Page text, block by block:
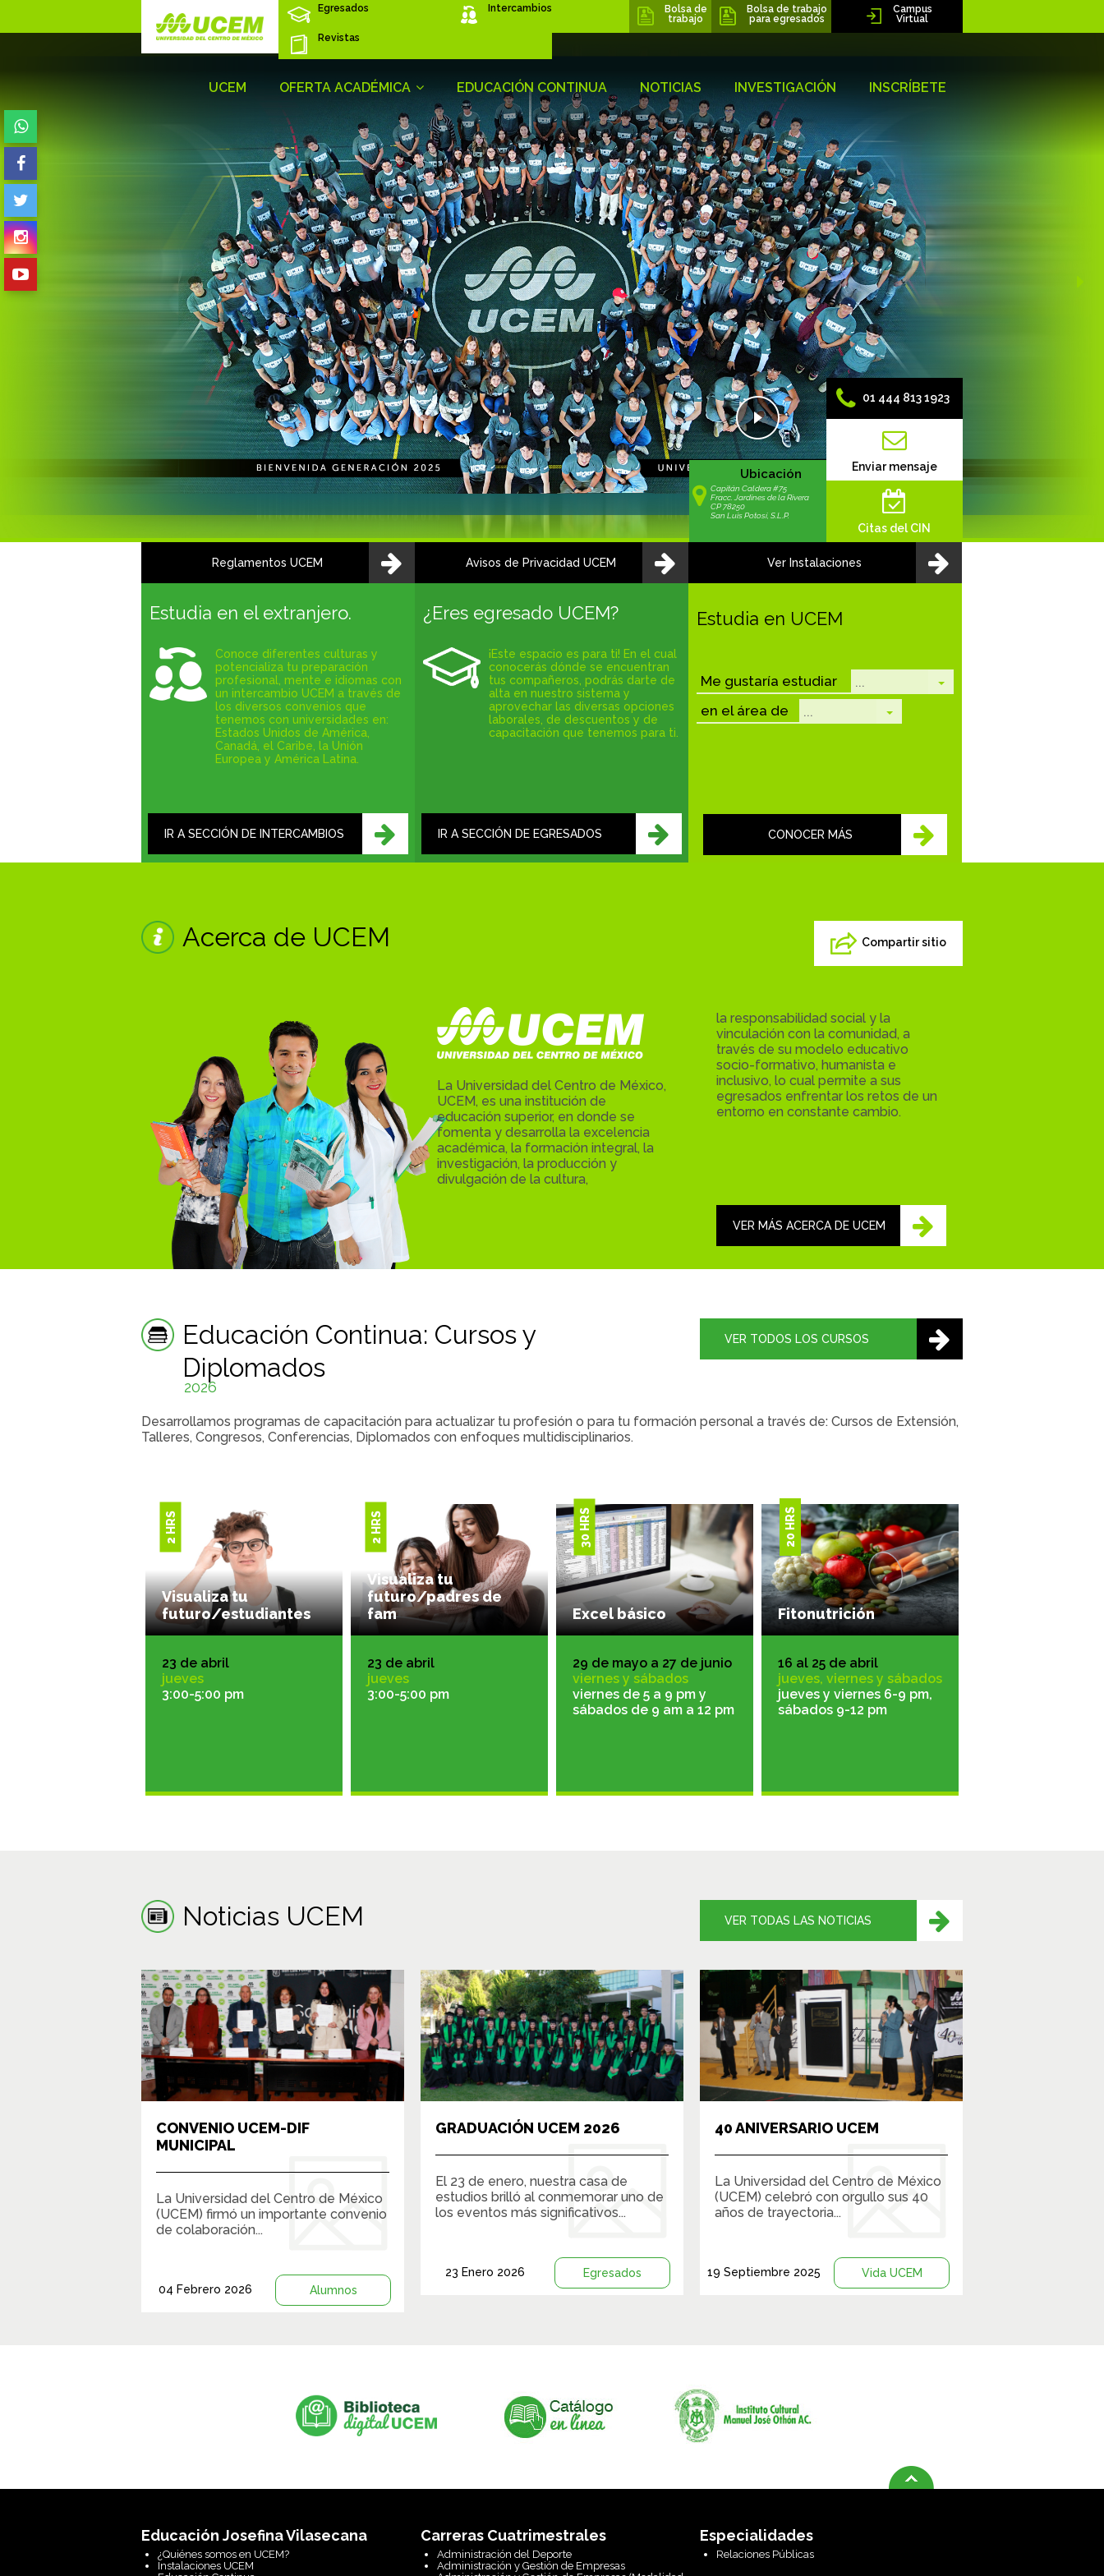
Egresados Intercambios
Revistas
Bolsa de
trabajo
Bolsa de trabajo
para egresados
Campus
Virtual
UCEM OFERTA ACADÉMICA EDUCACIÓN CONTINUA NOTICIAS INVESTIGACIÓN INSCRÍBETE
Ubicación
Capitán Caldera #75
Fracc. Jardines de la Rivera
CP 78250
San Luis Potosí, S.L.P.
01 444 813 1923
Enviar mensaje
Citas del CIN
Reglamentos UCEM Avisos de Privacidad UCEM
Estudia en el extranjero.
Conoce diferentes culturas y
potencializa tu preparación
profesional, mente e idiomas con
un intercambio UCEM a través de
los diversos convenios que
tenemos con universidades en:
Estados Unidos de América,
Canadá, el Caribe, la Unión
Europea y América Latina.
IR A SECCIÓN DE INTERCAMBIOS
¿Eres egresado UCEM?
¡Este espacio es para ti! En el cual
conocerás dónde se encuentran
tus compañeros, podrás darte de
alta en nuestro sistema y
aprovechar las diversas opciones
laborales, de descuentos y de
capacitación que tenemos para ti.
IR A SECCIÓN DE EGRESADOS
Ver Instalaciones
Estudia en UCEM
Me gustaría estudiar
en el área de
CONOCER MÁS
Acerca de UCEM Compartir sitio
La Universidad del Centro de México,
UCEM, es una institución de
educación superior, en donde se
fomenta y desarrolla la excelencia
académica, la formación integral, la
investigación, la producción y
divulgación de la cultura,
la responsabilidad social y la
vinculación con la comunidad, a
través de su modelo educativo
socio-formativo, humanista e
inclusivo, lo cual permite a sus
egresados enfrentar los retos de un
entorno en constante cambio.
VER MÁS ACERCA DE UCEM
Educación Continua: Cursos y
Diplomados
2026
VER TODOS LOS CURSOS
Desarrollamos programas de capacitación para actualizar tu profesión o para tu formación personal a través de: Cursos de Extensión,
Talleres, Congresos, Conferencias, Diplomados con enfoques multidisciplinarios.
2 HRS
Visualiza tu
futuro/estudiantes
23 de abril
jueves
3:00-5:00 pm
2 HRS
Visualiza tu
futuro/padres de
fam
23 de abril
jueves
3:00-5:00 pm
30 HRS
Excel básico
29 de mayo a 27 de junio
viernes y sábados
viernes de 5 a 9 pm y
sábados de 9 am a 12 pm
20 HRS
Fitonutrición
16 al 25 de abril
jueves, viernes y sábados
jueves y viernes 6-9 pm,
sábados 9-12 pm
Noticias UCEM VER TODAS LAS NOTICIAS
CONVENIO UCEM-DIF
MUNICIPAL
La Universidad del Centro de México
(UCEM) firmó un importante convenio
de colaboración...
04 Febrero 2026 Alumnos
GRADUACIÓN UCEM 2026
El 23 de enero, nuestra casa de
estudios brilló al conmemorar uno de
los eventos más significativos...
23 Enero 2026 Egresados
40 ANIVERSARIO UCEM
La Universidad del Centro de México
(UCEM) celebró con orgullo sus 40
años de trayectoria...
19 Septiembre 2025 Vida UCEM
Educación Josefina Vilasecana
¿Quiénes somos en UCEM?
Instalaciones UCEM
Carreras Cuatrimestrales
Administración del Deporte
Administración y Gestión de Empresas
Especialidades
Relaciones Públicas